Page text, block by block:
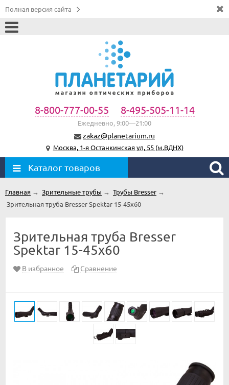
Полная версия сайта
8-800-777-00-55 8-495-505-11-14
Ежедневно, 9:00—21:00
zakaz@planetarium.ru
Москва, 1-я Останкинская ул, 55 (м.ВДНХ)
Каталог товаров
Главная → Зрительные трубы → Трубы Bresser →
Зрительная труба Bresser Spektar 15-45x60
Зрительная труба Bresser
Spektar 15-45x60
В избранное Сравнение